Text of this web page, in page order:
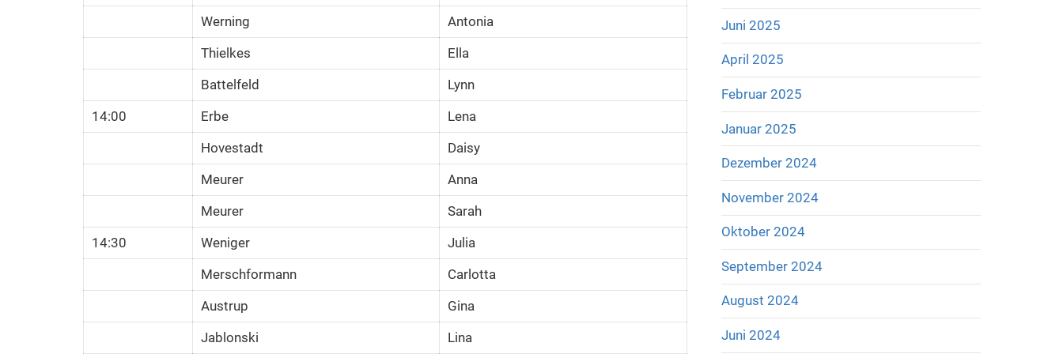
Werning
Antonia
Thielkes
Ella
Battelfeld
Lynn
14:00
Erbe
Lena
Hovestadt
Daisy
Meurer
Anna
Meurer
Sarah
14:30
Weniger
Julia
Merschformann
Carlotta
Austrup
Gina
Jablonski
Lina
Juni 2025
April 2025
Februar 2025
Januar 2025
Dezember 2024
November 2024
Oktober 2024
September 2024
August 2024
Juni 2024